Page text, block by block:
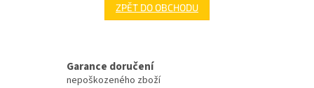
ZPĚT DO OBCHODU
Garance doručení
nepoškozeného zboží